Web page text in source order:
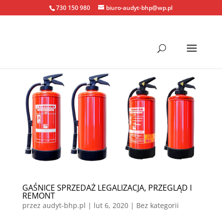
730 150 980 biuro-audyt-bhp@wp.pl
GAŚNICE SPRZEDAŻ LEGALIZACJA, PRZEGLĄD I
REMONT
przez audyt-bhp.pl | lut 6, 2020| Bez kategorii